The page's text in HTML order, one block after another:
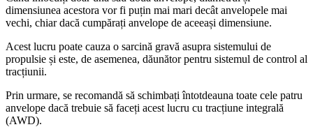
dimensiunea acestora vor fi puțin mai mari decât anvelopele mai
vechi, chiar dacă cumpărați anvelope de aceeași dimensiune.
Acest lucru poate cauza o sarcină gravă asupra sistemului de
propulsie și este, de asemenea, dăunător pentru sistemul de control al
tracțiunii.
Prin urmare, se recomandă să schimbați întotdeauna toate cele patru
anvelope dacă trebuie să faceți acest lucru cu tracțiune integrală
(AWD).